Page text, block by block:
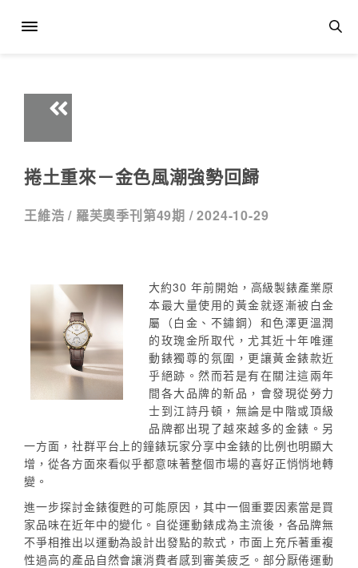
捲土重來－金色風潮強勢回歸
王維浩 / 羅芙奧季刊第49期 /2024-10-29
大約30 年前開始，高級製錶產業原
本最大量使用的黃金就逐漸被白金
屬（白金、不鏽鋼）和色澤更溫潤
的玫瑰金所取代，尤其近十年唯運
動錶獨尊的氛圍，更讓黃金錶款近
乎絕跡。然而若是有在關注這兩年
間各大品牌的新品，會發現從勞力
士到江詩丹頓，無論是中階或頂級
品牌都出現了越來越多的金錶。另
一方面，社群平台上的鐘錶玩家分享中金錶的比例也明顯大
增，從各方面來看似乎都意味著整個市場的喜好正悄悄地轉
變。
進一步探討金錶復甦的可能原因，其中一個重要因素當是買
家品味在近年中的變化。自從運動錶成為主流後，各品牌無
不爭相推出以運動為設計出發點的款式，市面上充斥著重複
性過高的產品自然會讓消費者感到審美疲乏。部分厭倦運動